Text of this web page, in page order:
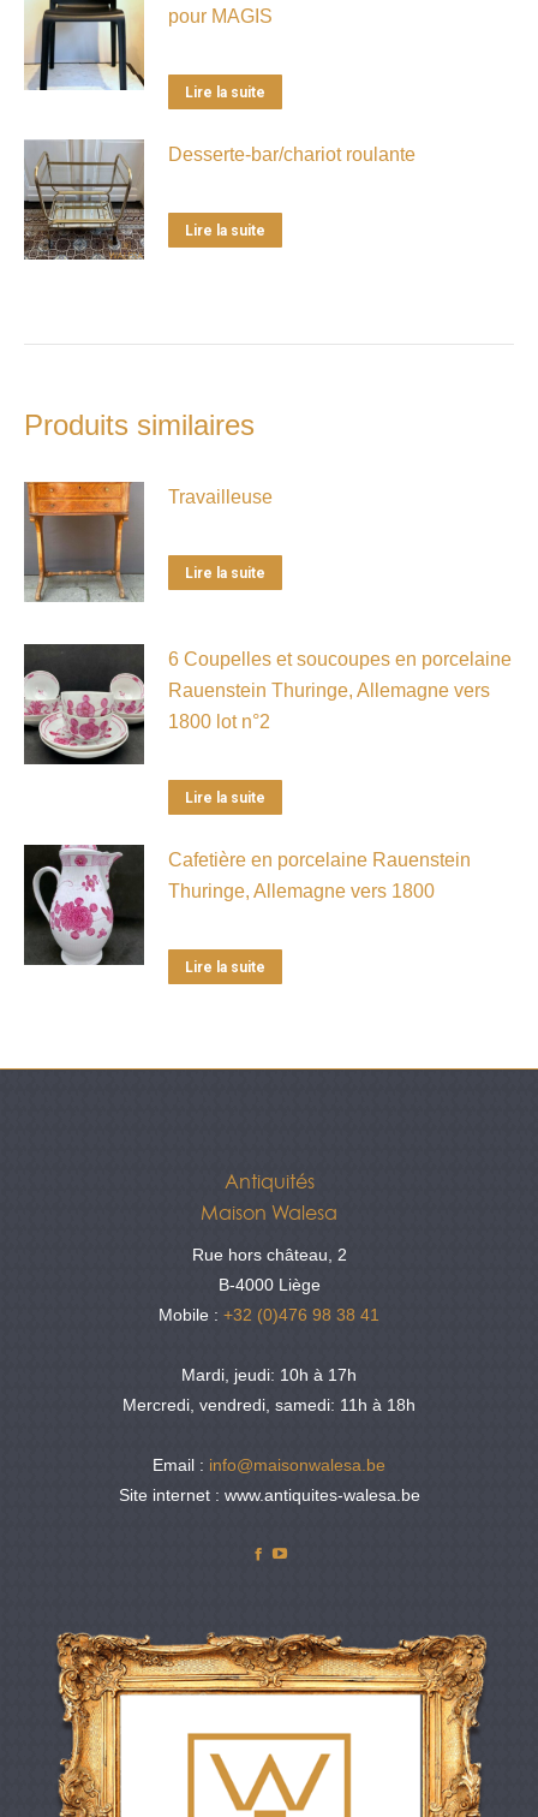
pour MAGIS
Lire la suite
Desserte-bar/chariot roulante
Lire la suite
Produits similaires
Travailleuse
Lire la suite
6 Coupelles et soucoupes en porcelaine
Rauenstein Thuringe, Allemagne vers
1800 lot n°2
Lire la suite
Cafetière en porcelaine Rauenstein
Thuringe, Allemagne vers 1800
Lire la suite
Antiquités
Maison Walesa
Rue hors château, 2
B-4000 Liège
Mobile : +32 (0)476 98 38 41
Mardi, jeudi: 10h à 17h
Mercredi, vendredi, samedi: 11h à 18h
Email : info@maisonwalesa.be
Site internet : www.antiquites-walesa.be
Facebook